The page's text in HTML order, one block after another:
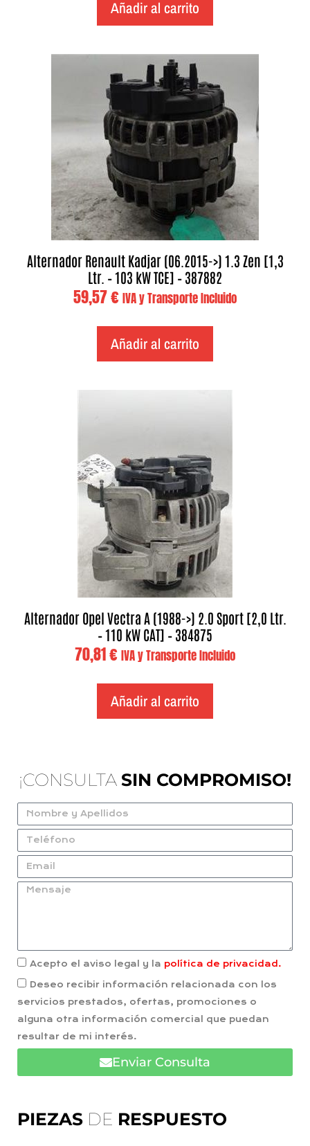
Añadir al carrito
Alternador Renault Kadjar (06.2015->) 1.3 Zen [1,3
Ltr. – 103 kW TCE] – 387882
59,57€ IVA y Transporte Incluido
Añadir al carrito
Alternador Opel Vectra A (1988->) 2.0 Sport [2,0 Ltr.
– 110 kW CAT] – 384875
70,81€ IVA y Transporte Incluido
Añadir al carrito
PIEZAS DE RESPUESTO
¡CONSULTA SIN COMPROMISO!
Acepto el aviso legal y la política de privacidad.
Deseo recibir información relacionada con los
servicios prestados, ofertas, promociones o
alguna otra información comercial que puedan
resultar de mi interés.
Enviar Consulta